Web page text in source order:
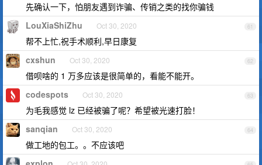
先确认一下，怕朋友遇到诈骗、传销之类的找你骗钱
61
LouXiaShiZhu Oct 30, 2020
帮不上忙,祝手术顺利,早日康复
62
cxshun Oct 30, 2020
借呗啥的 1 万多应该是很简单的，看能不能开。
63
codespots Oct 30, 2020
为毛我感觉 lz 已经被骗了呢？希望被光速打脸！
64
sanqian Oct 30, 2020
做工地的包工。。不应该吧